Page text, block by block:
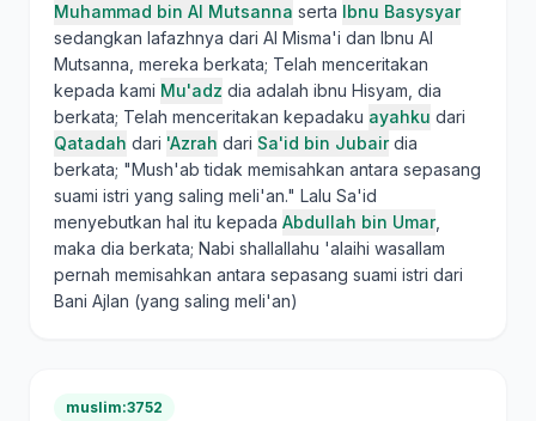
Muhammad bin Al Mutsanna serta Ibnu Basysyar
sedangkan lafazhnya dari Al Misma'i dan Ibnu Al
Mutsanna, mereka berkata; Telah menceritakan
kepada kami Mu'adz dia adalah ibnu Hisyam, dia
berkata; Telah menceritakan kepadaku ayahku dari
Qatadah dari 'Azrah dari Sa'id bin Jubairdia
berkata; "Mush'ab tidak memisahkan antara sepasang
suami istri yang saling meli'an." Lalu Sa'id
menyebutkan hal itu kepada Abdullah bin Umar,
maka dia berkata; Nabi shallallahu 'alaihi wasallam
pernah memisahkan antara sepasang suami istri dari
Bani Ajlan (yang saling meli'an)
muslim:3752